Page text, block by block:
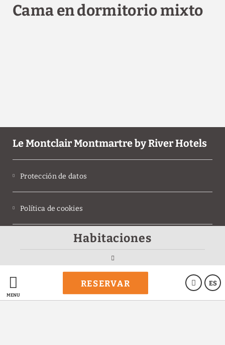
MENÚ
ES
RESERVAR
Habitaciones
Cama en dormitorio mixto
Le Montclair Montmartre by River Hotels
Protección de datos
Política de cookies
Powered by Keytel